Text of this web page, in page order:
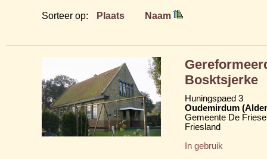
Sorteer op: Plaats Naam
Bosktsjerke
Huningspaed 3
Oudemirdum
Gemeente De
Friesland
In gebruik